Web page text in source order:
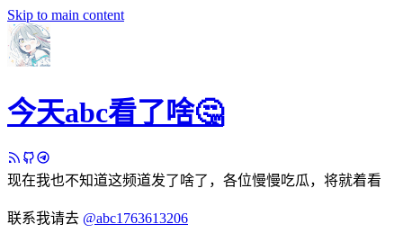
Skip to main content
今天abc看了啥🤔
现在我也不知道这频道发了啥了，各位慢慢吃瓜，将就着看
联系我请去 @abc1763613206